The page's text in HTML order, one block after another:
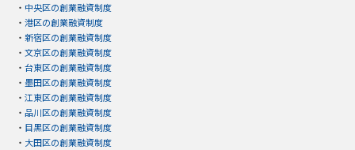
・ 中央区の創業融資制度
・ 港区の創業融資制度
・ 新宿区の創業融資制度
・ 文京区の創業融資制度
・ 台東区の創業融資制度
・ 墨田区の創業融資制度
・ 江東区の創業融資制度
・ 品川区の創業融資制度
・ 目黒区の創業融資制度
・ 大田区の創業融資制度